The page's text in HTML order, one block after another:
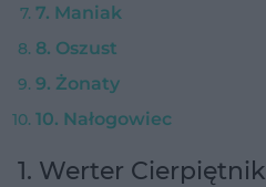
7. Maniak
8. Oszust
9. Żonaty
10. Nałogowiec
1. Werter Cierpiętnik